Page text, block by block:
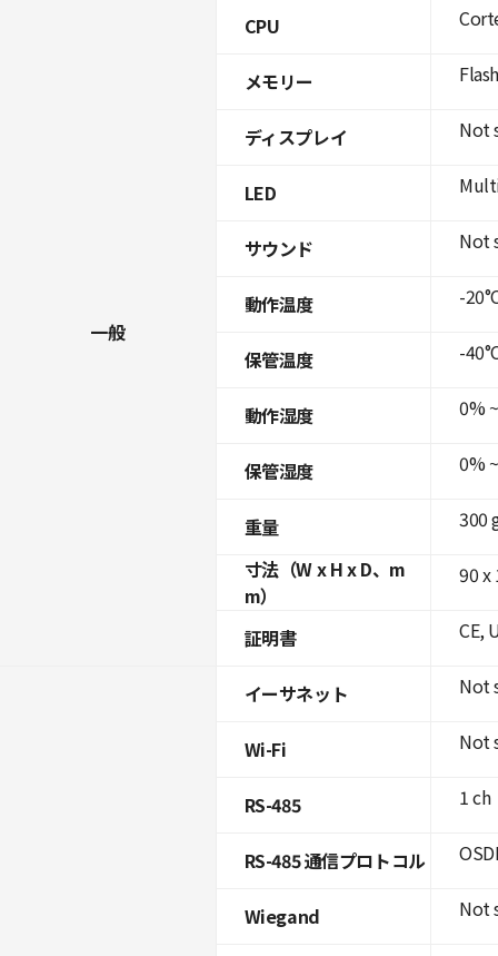
一般
CPU
メモリー
ディスプレイ
LED
サウンド
動作温度
保管温度
動作湿度
保管湿度
重量
寸法（W x H x D、m
m）
証明書
イーサネット
Wi-Fi
RS-485
RS-485 通信プロトコル
Wiegand
Not
Not
-
-
0%
0%
300
90 x
CE,
Not
Not
1 ch
Not